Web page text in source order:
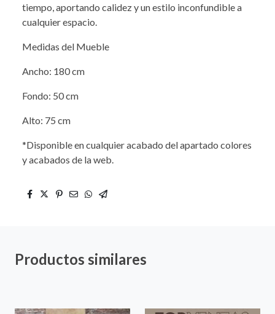
tiempo, aportando calidez y un estilo inconfundible a
cualquier espacio.
Medidas del Mueble
Ancho: 180 cm
Fondo: 50 cm
Alto: 75 cm
*Disponible en cualquier acabado del apartado colores
y acabados de la web.
Productos similares